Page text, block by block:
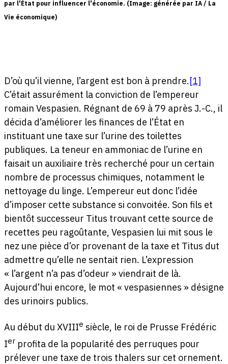
par l'État pour influencer l'économie. (Image: générée par IA / La
Vie économique)
D’où qu’il vienne, l’argent est bon à prendre.[1]
C’était assurément la conviction de l’empereur
romain Vespasien. Régnant de 69 à 79 après J.-C., il
décida d’améliorer les finances de l’État en
instituant une taxe sur l’urine des toilettes
publiques. La teneur en ammoniac de l’urine en
faisait un auxiliaire très recherché pour un certain
nombre de processus chimiques, notamment le
nettoyage du linge. L’empereur eut donc l’idée
d’imposer cette substance si convoitée. Son fils et
bientôt successeur Titus trouvant cette source de
recettes peu ragoûtante, Vespasien lui mit sous le
nez une pièce d’or provenant de la taxe et Titus dut
admettre qu’elle ne sentait rien. L’expression
« l’argent n’a pas d’odeur » viendrait de là.
Aujourd’hui encore, le mot « vespasiennes » désigne
des urinoirs publics.
Au début du XVIIIe siècle, le roi de Prusse Frédéric
Ier profita de la popularité des perruques pour
prélever une taxe de trois thalers sur cet ornement.